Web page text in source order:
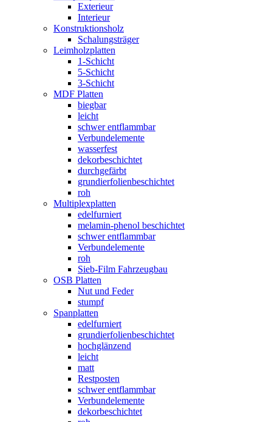
Exterieur
Interieur
Konstruktionsholz
Schalungsträger
Leimholzplatten
1-Schicht
5-Schicht
3-Schicht
MDF Platten
biegbar
leicht
schwer entflammbar
Verbundelemente
wasserfest
dekorbeschichtet
durchgefärbt
grundierfolienbeschichtet
roh
Multiplexplatten
edelfurniert
melamin-phenol beschichtet
schwer entflammbar
Verbundelemente
roh
Sieb-Film Fahrzeugbau
OSB Platten
Nut und Feder
stumpf
Spanplatten
edelfurniert
grundierfolienbeschichtet
hochglänzend
leicht
matt
Restposten
schwer entflammbar
Verbundelemente
dekorbeschichtet